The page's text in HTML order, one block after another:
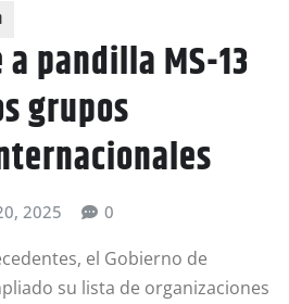
a pandilla MS-13
grupos
2025 0
el Gobierno de
su lista de organizaciones